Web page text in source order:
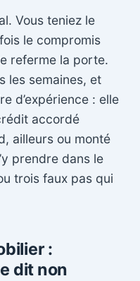
Vous teniez le
le compromis
referme la porte.
les semaines, et
d’expérience : elle
accordé
ailleurs ou monté
prendre dans le
trois faux pas qui
:
dit non